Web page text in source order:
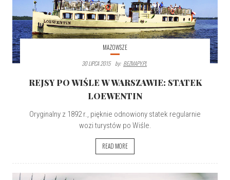
MAZOWSZE
30 LIPCA 2015 By: BEZMAPY.PL
REJSY PO WIŚLE W WARSZAWIE: STATEK
LOEWENTIN
Oryginalny z 1892 r., pięknie odnowiony statek regularnie
wozi turystów po Wiśle.
READ MORE